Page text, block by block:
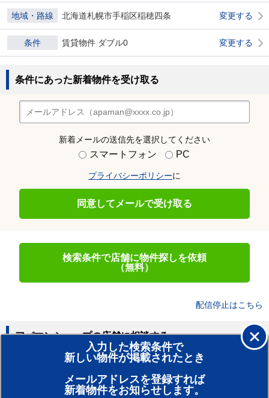
地域・路線 北海道札幌市手稲区稲穂四条 変更する
条件 賃貸物件 ダブル0 変更する
条件にあった新着物件を受け取る
新着メールの送信先を選択してください
スマートフォン PC
プライバシーポリシーに
同意してメールで受け取る
検索条件で店舗に物件探しを依頼
（無料）
配信停止はこちら
入力した検索条件で
新しい物件が掲載されたとき
メールアドレスを登録すれば
新着物件をお知らせします。
アパマンショップの店舗に相談する
賃貸のプロがお部屋探し！
おまかせ物件リクエスト